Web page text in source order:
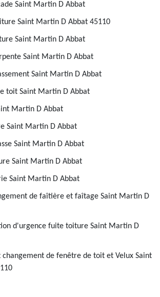
Saint Martin D Abbat
Saint Martin D Abbat 45110
Saint Martin D Abbat
Saint Martin D Abbat
Saint Martin D Abbat
toit Saint Martin D Abbat
Martin D Abbat
Saint Martin D Abbat
Saint Martin D Abbat
Saint Martin D Abbat
Saint Martin D Abbat
de faîtière et faîtage Saint Martin D
d'urgence fuite toiture Saint Martin D
changement de fenêtre de toit et Velux Saint